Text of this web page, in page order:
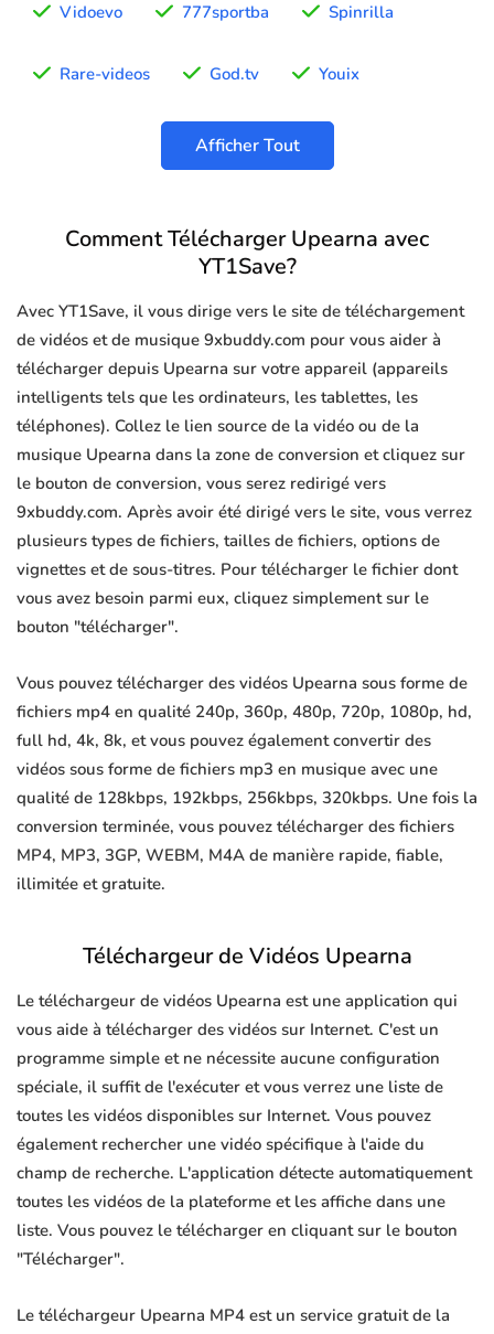
Vidoevo 777sportba Spinrilla
Rare-videos God.tv Youix
Afficher Tout
Comment Télécharger Upearna avec
YT1Save?
Avec YT1Save, il vous dirige vers le site de téléchargement
de vidéos et de musique 9xbuddy.com pour vous aider à
télécharger depuis Upearna sur votre appareil (appareils
intelligents tels que les ordinateurs, les tablettes, les
téléphones). Collez le lien source de la vidéo ou de la
musique Upearna dans la zone de conversion et cliquez sur
le bouton de conversion, vous serez redirigé vers
9xbuddy.com. Après avoir été dirigé vers le site, vous verrez
plusieurs types de fichiers, tailles de fichiers, options de
vignettes et de sous-titres. Pour télécharger le fichier dont
vous avez besoin parmi eux, cliquez simplement sur le
bouton "télécharger".
Vous pouvez télécharger des vidéos Upearna sous forme de
fichiers mp4 en qualité 240p, 360p, 480p, 720p, 1080p, hd,
full hd, 4k, 8k, et vous pouvez également convertir des
vidéos sous forme de fichiers mp3 en musique avec une
qualité de 128kbps, 192kbps, 256kbps, 320kbps. Une fois la
conversion terminée, vous pouvez télécharger des fichiers
MP4, MP3, 3GP, WEBM, M4A de manière rapide, fiable,
illimitée et gratuite.
Téléchargeur de Vidéos Upearna
Le téléchargeur de vidéos Upearna est une application qui
vous aide à télécharger des vidéos sur Internet. C'est un
programme simple et ne nécessite aucune configuration
spéciale, il suffit de l'exécuter et vous verrez une liste de
toutes les vidéos disponibles sur Internet. Vous pouvez
également rechercher une vidéo spécifique à l'aide du
champ de recherche. L'application détecte automatiquement
toutes les vidéos de la plateforme et les affiche dans une
liste. Vous pouvez le télécharger en cliquant sur le bouton
"Télécharger".
Le téléchargeur Upearna MP4 est un service gratuit de la